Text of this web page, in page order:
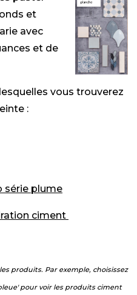
et
avec
et de
vous trouverez
:
série plume
ciment
produits. Par exemple, choisissez
pour voir les produits ciment